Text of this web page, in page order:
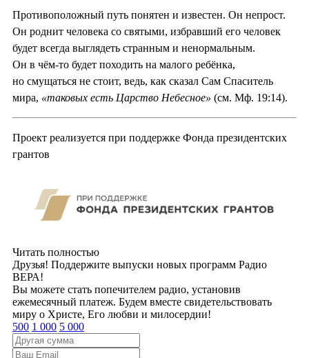
Противоположный путь понятен и известен. Он непрост.
Он роднит человека со святыми, избравший его человек
будет всегда выглядеть странным и ненормальным.
Он в чём-то будет походить на малого ребёнка,
но смущаться не стоит, ведь, как сказал Сам Спаситель
мира, «таковых есть Царство Небесное» (см. Мф. 19:14).
Проект реализуется при поддержке Фонда президентских
грантов
Читать полностью
Друзья! Поддержите выпуски новых программ Радио
ВЕРА!
Вы можете стать попечителем радио, установив
ежемесячный платеж. Будем вместе свидетельствовать
миру о Христе, Его любви и милосердии!
500 1 000 5 000